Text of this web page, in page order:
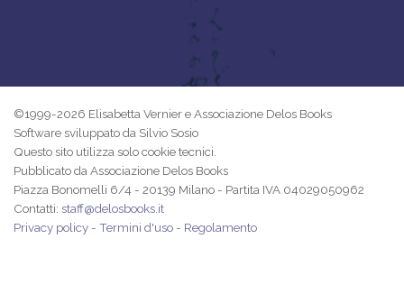
©1999-2026 Elisabetta Vernier e Associazione Delos Books
Software sviluppato da Silvio Sosio
Questo sito utilizza solo cookie tecnici.
Pubblicato da Associazione Delos Books
Piazza Bonomelli 6/4 - 20139 Milano - Partita IVA 04029050962
Contatti: staff@delosbooks.it
Privacy policy - Termini d'uso - Regolamento